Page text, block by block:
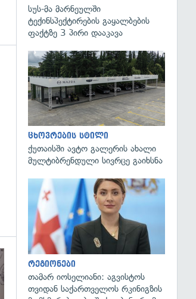
გადახედვა
სუს-მა მარნეულში
ტექინსპექტირების გაყალბების
ფაქტზე 3 პირი დააკავა
ცხოვრების სტილი
ქუთაისში ავტო გალერის ახალი
მულტიბრენდული სივრცე გაიხსნა
რეგიონები
თამარ იოსელიანი: აგვისტოს
თვიდან საქართველოს რკინიგზის